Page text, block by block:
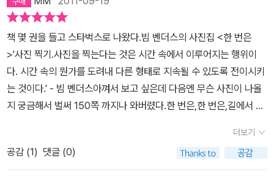
<해밋>(1982) 영화 제작은 순탄치 않아 이를 계기로 할리우드의 삭
막한 영화제작 환경을 성토한 <사물의 상태>(1982)를 찍어 베니스
영화제 황금사자상을 수상했다. 그가 느낀 미국의 인상(자아 도취에
빠진 채 고향을 잃은 사람들(덴버), 세상에서 가장 슬프고 감동적인
형상인 늙은 카우보이들(텍사스), 레고 도시(휴스턴))은 지금도 적확
하다. 1997년에는 15년 만에 할리우드로 돌아가 할리우드의 거물급
제작자가 납치당하는 이야기를 통해 상품화된 폭력과 현실의 폭력 사
이를 다룬 <폭력의 종말>을 제작하기도 했다. 쇠락하고 황량한 미국
서부 풍경에 대한 그의 사랑은 평소 친분이 두터웠던 샘 셰퍼드를 주
가 없었다. 가능한 모든 색깔로, 가능한 모든 형태의 고층 건물들을 시
험해보기 위해 그저 재미로 탑들을 쌓아올린 레고 도시에 사는 느낌.
하지만 고층 건물 가운데 상당수는 텅 비어 있었다. 그 당시 심각한 상
태로 치닫고 있던 오일쇼크 때문이었다. 가장 인상적인 건 주차 건물
이었다. 스트라이프 무늬속으로 들어가면 시네마스코프 같은 시야를
가능하게 했다.한번은할리우드의 번화가에서 타이론 파워의 핸드 프
린팅을 열심히 닦고 있는 여인을 만났다. 난 그녀에게 다른 스타들의
파워의 것만 닦는다고 했다. 왜냐고 물었더니 이렇게 말했다.“그는 파
워를 가지고 있거든요!”한번은 몇 주 동안 텍사스를 이리저리 돌아다
닌 적이 있다. 만약 텍사스를 단 한 장의 그림으로 정의해야 한다면 난
꾼이 총을 쏜 후에 느끼는 반동처럼 똑같은 것을 느낀다는 말. 그리고
그 Einstellung이라는 독일어.한번은 이라는 말, 독일어로는 Es war
einmal 쯤으로 이해할 수 있겠다. '한번은 이런 일이 있었지...' 감독이
지나온 날들의 일기 쯤으로 받아 드려도 될 듯 싶은 말이다, 한번은 이
라는 말.찍은 사진 속에 화려함은 없지만 일상 중에 지나치기 쉬운 것
들을 담은 사진들. 인상적이다.
책 몇 권을 들고 스타벅스로 나왔다.빔 벤더스의 사진집 <한 번은
>'사진 찍기.사진을 찍는다는 것은 시간 속에서 이루어지는 행위이
다. 시간 속의 뭔가를 도려내 다른 형태로 지속될 수 있도록 전이시키
는 것이다.' - 빔 벤더스아껴서 보고 싶은데 다음엔 무슨 사진이 나올
지 궁금해서 벌써 150쪽 까지나 와버렸다.한 번은,한 번은,길에서 우
스를 보낸 한 번,날개를 잃은 비행기와 마주친 한 번,길가에 버려진 무
덤을 마주한 한 번,지인과 야구장에 한 번,늘 이렇게 한 번은, 하고 시
작한다.한 번은,한 번은,우리는 같은 날들 속에서 반복되는 일상을 살
더보기
공감 (1) 댓글 (0)